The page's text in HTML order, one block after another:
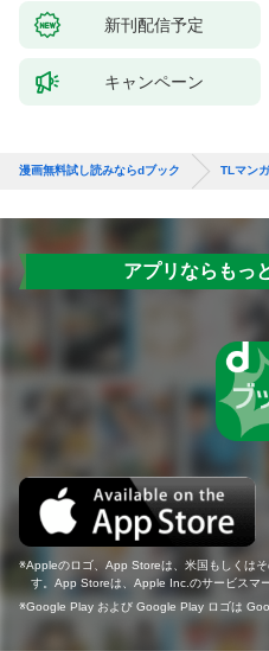
新刊配信予定
キャンペーン
漫画無料試し読みならdブック TLマンガ
アプリならもっ
Appleのロゴ、App Storeは、米国もしくは
す。App Storeは、Apple Inc.のサービスマー
Google Play および Google Play ロゴは